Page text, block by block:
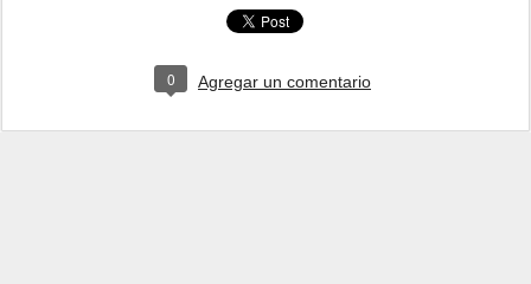
0 Agregar un comentario